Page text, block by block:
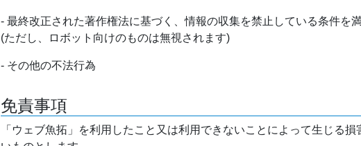
- 最終改正された著作権法に基づく、情報の収集を禁止している条件を
(ただし、ロボット向けのものは無視されます)
- その他の不法行為
免責事項
「ウェブ魚拓」を利用したこと又は利用できないことによって生じる